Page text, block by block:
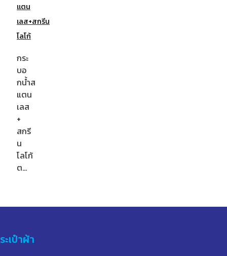
แตน
เลส+สกรีน
โลโก้
กระ
บอ
กน้ำส
แตน
เลส
+
สกรี
น
โลโก้
ต…
ะเป๋าผ้า